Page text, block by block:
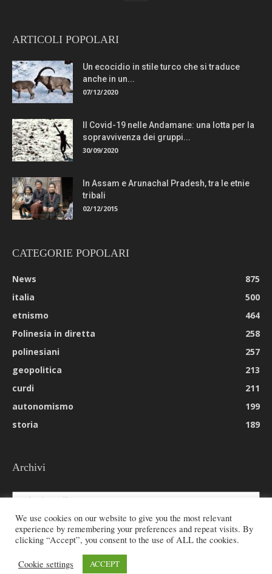
ARTICOLI POPOLARI
Un ecocidio in stile turco che si traduce
anche in un...
07/12/2020
Il Covid-19 nelle Andamane: una lotta per la
sopravvivenza dei gruppi...
30/09/2020
In Assam e Arunachal Pradesh, tra le etnie
tribali
02/12/2015
CATEGORIE POPOLARI
News
875
italia
500
etnismo
464
Polinesia in diretta
258
polinesiani
257
geopolitica
213
curdi
211
autonomismo
199
storia
189
Archivi
Archivi
© 2026 All rights reserved - Etnie -
We use cookies on our website to give you the most relevant
experience by remembering your preferences and repeat visits. By
clicking “Accept”, you consent to the use of ALL the cookies.
Cookie settings ACCEPT